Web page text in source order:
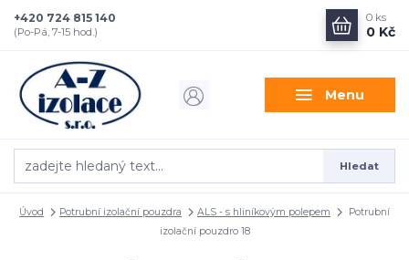
Menu
Hledat
+420 724 815 140
(Po-Pá, 7-15 hod.)
0 ks
0 Kč
Úvod Potrubní izolační pouzdra ALS - s hliníkovým polepem
Potrubní
izolační pouzdro 18